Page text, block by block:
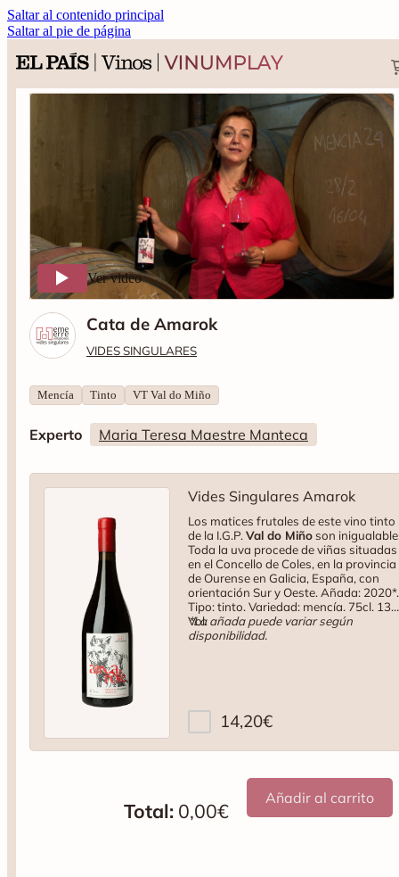
Saltar al contenido principal
Saltar al pie de página
Ver video
Cata de Amarok
VIDES SINGULARES
Mencía Tinto VT Val do Miño
Experto Maria Teresa Maestre Manteca
Vides Singulares Amarok
Los matices frutales de este vino tinto
de la I.G.P. Val do Miño son
Toda la uva procede de viñas situadas
en el Concello de Coles, en la provincia
de Ourense en Galicia, España, con
orientación Sur y Oeste. Añada: 2020*.
Tipo: tinto. Variedad: mencía. 75cl.
Vol.
*La añada puede variar según
disponibilidad.
por
14,20€
Total: 0,00€
Añadir al carrito